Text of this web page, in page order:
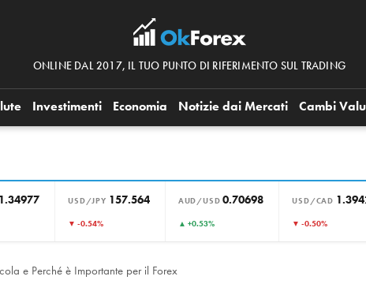
ONLINE DAL 2017, IL TUO PUNTO DI RIFERIMENTO SUL TRADING
Investimenti Economia Notizie dai Mercati Cambi
1.34977 USD/JPY 157.564
▼ -0.54%
AUD/USD 0.70698
▲ +0.53%
USD/CAD
▼ -0.50%
e Perché è Importante per il Forex